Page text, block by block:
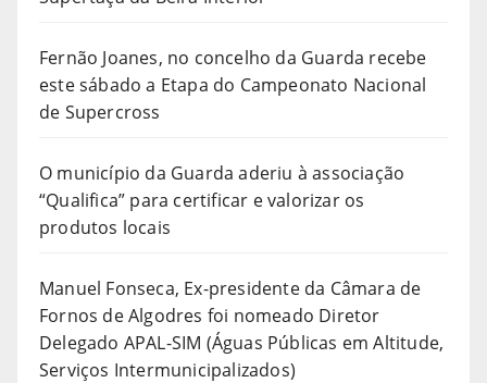
Fernão Joanes, no concelho da Guarda recebe
este sábado a Etapa do Campeonato Nacional
de Supercross
O município da Guarda aderiu à associação
“Qualifica” para certificar e valorizar os
produtos locais
Manuel Fonseca, Ex-presidente da Câmara de
Fornos de Algodres foi nomeado Diretor
Delegado APAL-SIM (Águas Públicas em Altitude,
Serviços Intermunicipalizados)